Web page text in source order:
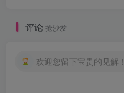
评论 抢沙发
欢迎您留下宝贵的见解！